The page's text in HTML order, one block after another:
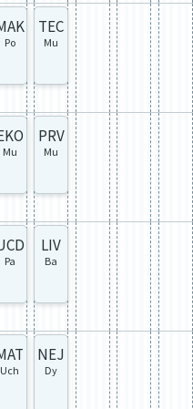
Po
TEC
Mu
Mu
PRV
Mu
Pa
LIV
Ba
Uch
NEJ
Dy